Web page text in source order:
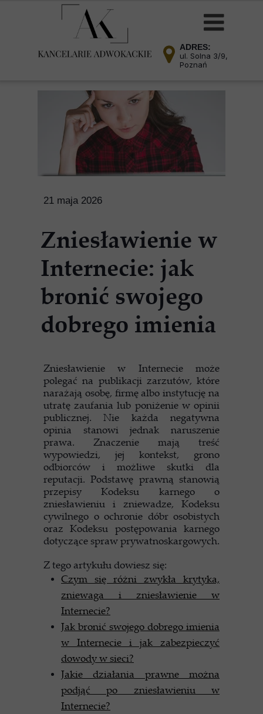
ADRES:
ul. Solna 3/9,
Poznań
Zniesławienie w Internecie może
polegać na publikacji zarzutów, które
narażają osobę, firmę albo instytucję na
utratę zaufania lub poniżenie w opinii
publicznej. Nie każda negatywna
opinia stanowi jednak naruszenie
prawa. Znaczenie mają treść
wypowiedzi, jej kontekst, grono
odbiorców i możliwe skutki dla
reputacji. Podstawę prawną stanowią
przepisy Kodeksu karnego o
zniesławieniu i zniewadze, Kodeksu
cywilnego o ochronie dóbr osobistych
oraz Kodeksu postępowania karnego
dotyczące spraw prywatnoskargowych.
Z tego artykułu dowiesz się:
Czym się różni zwykła krytyka,
zniewaga i zniesławienie w
Internecie?
Jak bronić swojego dobrego imienia
w Internecie i jak zabezpieczyć
dowody w sieci?
Jakie działania prawne można
podjąć po zniesławieniu w
Internecie?
Zniesławienie w
Internecie: jak
bronić swojego
dobrego imienia
21 maja 2026